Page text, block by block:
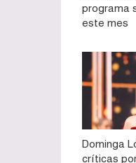
programa
este mes
Dominga
críticas